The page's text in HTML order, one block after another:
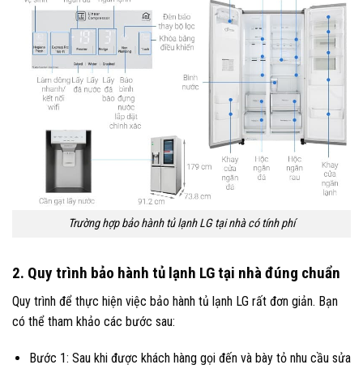
Trường hợp bảo hành tủ lạnh LG tại nhà có tính phí
2. Quy trình bảo hành tủ lạnh LG tại nhà đúng chuẩn
Quy trình để thực hiện việc bảo hành tủ lạnh LG rất đơn giản. Bạn
có thể tham khảo các bước sau:
Bước 1: Sau khi được khách hàng gọi đến và bày tỏ nhu cầu sửa